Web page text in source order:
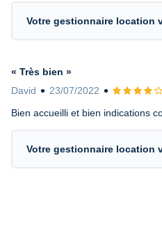
Votre gestionnaire location
« Très bien »
David
23/07/2022
Avis 4 sur 5
Bien accueilli et bien indications
Votre gestionnaire location